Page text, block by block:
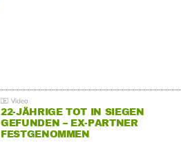
22-JÄHRIGE TOT IN SIEGEN
GEFUNDEN – EX-PARTNER
FESTGENOMMEN